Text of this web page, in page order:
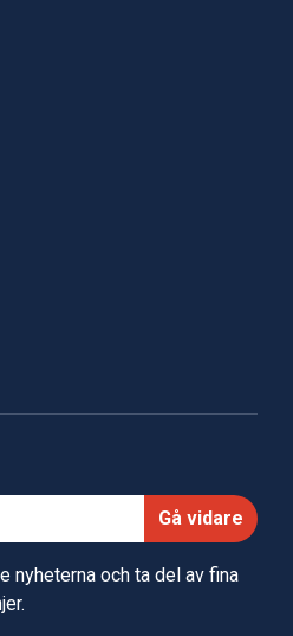
Gå vidare
nyheterna och ta del av fina